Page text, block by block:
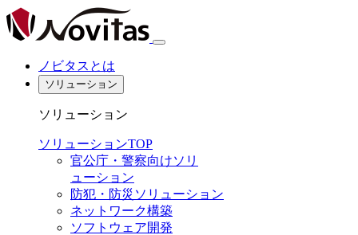
ノビタスとは
ソリューション
ソリューション
ソリューションTOP
官公庁・警察向けソリ
ューション
防犯・防災ソリューション
ネットワーク構築
ソフトウェア開発